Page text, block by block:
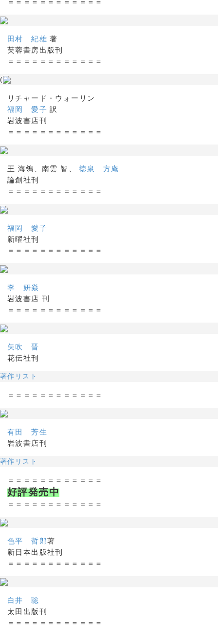
田村 紀雄 著
芙蓉書房出版刊
＝＝＝＝＝＝＝＝＝＝＝＝
(
リチャード・ウォーリン
福岡 愛子 訳
岩波書店刊
＝＝＝＝＝＝＝＝＝＝＝＝
王 海鴒、南雲 智、徳泉 方庵
論創社刊
＝＝＝＝＝＝＝＝＝＝＝＝
福岡 愛子
新曜社刊
＝＝＝＝＝＝＝＝＝＝＝＝
李 妍焱
岩波書店 刊
＝＝＝＝＝＝＝＝＝＝＝＝
矢吹 晋
花伝社刊
著作リスト
＝＝＝＝＝＝＝＝＝＝＝＝
有田 芳生
岩波書店刊
著作リスト
＝＝＝＝＝＝＝＝＝＝＝＝
好評発売中
＝＝＝＝＝＝＝＝＝＝＝＝
色平 哲郎著
新日本出版社刊
＝＝＝＝＝＝＝＝＝＝＝＝
白井 聡
太田出版刊
＝＝＝＝＝＝＝＝＝＝＝＝